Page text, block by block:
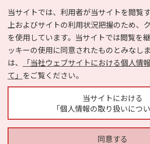
当サイトでは、利用者が当サイトを閲覧
上およびサイトの利用状況把握のため、
を使用しています。当サイトでは閲覧を
ッキーの使用に同意されたものとみなし
は、
「当社ウェブサイトにおける個人情
て」 をご覧ください。
当サイトにおける
「個人情報の取り扱いにつ
同意する
サイトの内容に関するお問い
Copyright © HYOJITO.Co.,Ltd. All Rights